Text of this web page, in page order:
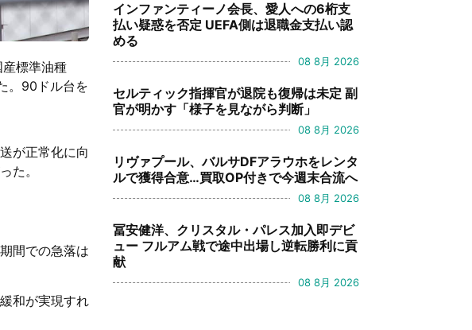
標準油種
。90ドル台を
が正常化に向
た。
間での急落は
和が実現すれ
インファンティーノ会長、愛人への6桁支
払い疑惑を否定 UEFA側は退職金支払い認
める
08 8月 2026
セルティック指揮官が退院も復帰は未定 副
官が明かす「様子を見ながら判断」
08 8月 2026
リヴァプール、バルサDFアラウホをレンタ
ルで獲得合意…買取OP付きで今週末合流へ
08 8月 2026
冨安健洋、クリスタル・パレス加入即デビ
ュー フルアム戦で途中出場し逆転勝利に貢
献
08 8月 2026